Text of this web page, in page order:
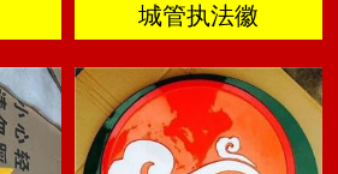
城管执法徽